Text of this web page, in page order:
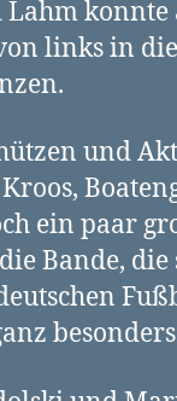
Lahm
links in
und
ein paar
Bande,